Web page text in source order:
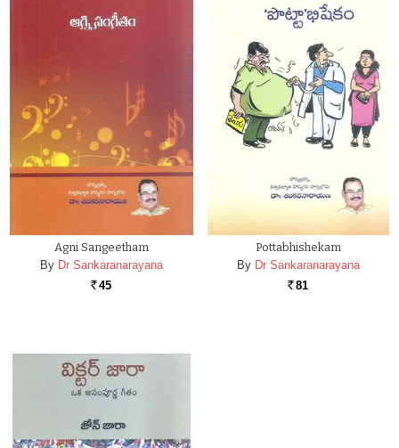
Agni Sangeetham
By Dr Sankaranarayana
Rs. 45
Pottabhishekam
By Dr Sankaranarayana
Rs. 81